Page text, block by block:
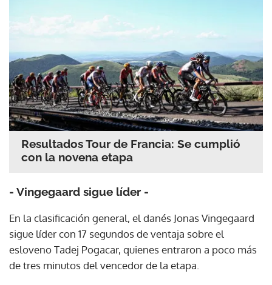
Resultados Tour de Francia: Se cumplió
con la novena etapa
- Vingegaard sigue líder -
En la clasificación general, el danés Jonas Vingegaard
sigue líder con 17 segundos de ventaja sobre el
esloveno Tadej Pogacar, quienes entraron a poco más
de tres minutos del vencedor de la etapa.